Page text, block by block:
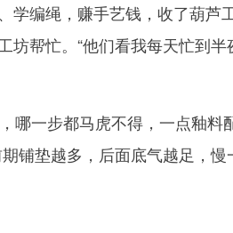
编绳，赚手艺钱，收了葫芦
帮忙。“他们看我每天忙到
一步都马虎不得，一点釉料
铺垫越多，后面底气越足，